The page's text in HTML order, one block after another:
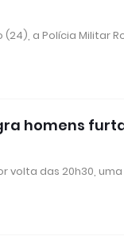
a Polícia Militar
homens
volta das 20h30,